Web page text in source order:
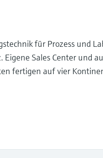
für Prozess und
Sales Center und
fertigen auf vier